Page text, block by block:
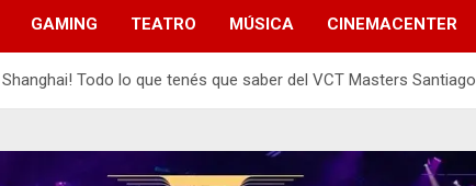
GAMING TEATRO MÚSICA CINEMACENTER
Todo lo que tenés que saber del VCT Masters Santiago